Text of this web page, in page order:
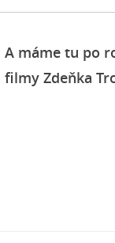
A máme tu po
filmy Zdeňka